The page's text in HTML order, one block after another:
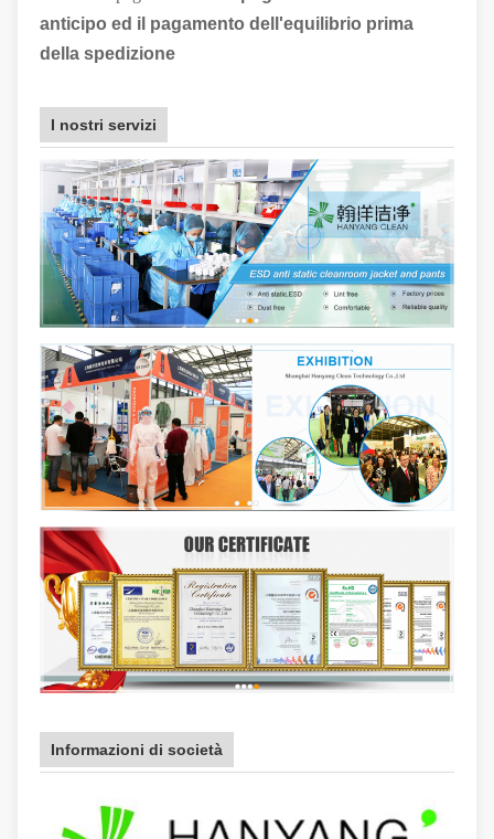
anticipo ed il pagamento dell'equilibrio prima
della spedizione
I nostri servizi
Informazioni di società